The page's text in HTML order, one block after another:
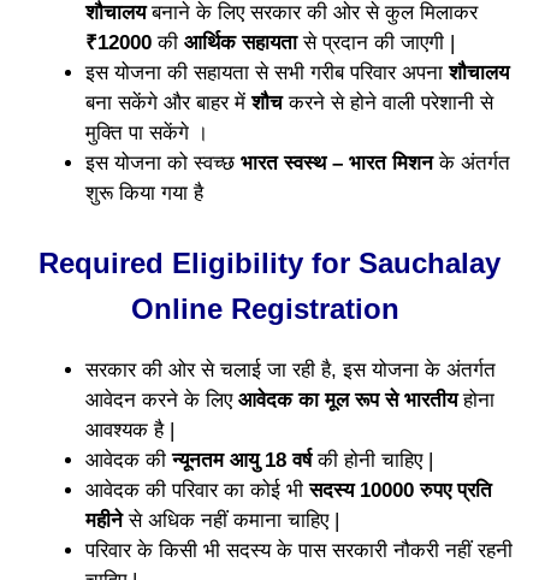
शौचालयबनाने के लिए सरकार की ओर से कुल मिलाकर
₹12000की आर्थिक सहायतासे प्रदान की जाएगी |
इस योजना की सहायता से सभी गरीब परिवार अपनाशौचालय
बना सकेंगे और बाहर मेंशौचकरने से होने वाली परेशानी से
मुक्ति पा सकेंगे ।
इस योजना को स्वच्छ भारत स्वस्थ – भारत मिशनके अंतर्गत
शुरू किया गया है
Required Eligibility for Sauchalay
Online Registration
सरकार की ओर से चलाई जा रही है, इस योजना के अंतर्गत
आवेदन करने के लिए आवेदक का मूल रूप से भारतीयहोना
आवश्यक है |
आवेदक कीन्यूनतम आयु 18 वर्षकी होनी चाहिए |
आवेदक की परिवार का कोई भीसदस्य 10000 रुपए प्रति
महीनेसे अधिक नहीं कमाना चाहिए |
परिवार के किसी भी सदस्य के पास सरकारी नौकरी नहीं रहनी